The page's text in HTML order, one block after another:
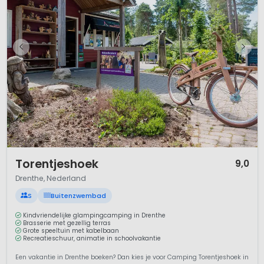
Belangrijke Links
Wat en Hoe in Drenthe
Natuurmonumenten Dwingelderveld
Het Drentse Landschap
Torentjeshoek 9,0
Drenthe, Nederland
S Buitenzwembad
Kindvriendelijke glampingcamping in Drenthe
Brasserie met gezellig terras
Grote speeltuin met kabelbaan
Recreatieschuur, animatie in schoolvakantie
Een vakantie in Drenthe boeken? Dan kies je voor Camping Torentjeshoek in